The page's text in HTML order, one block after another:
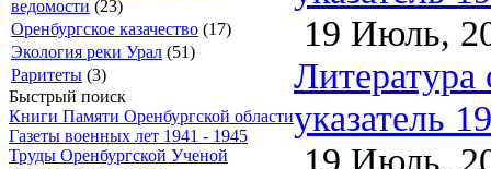
ведомости (23)
Оренбургское казачество (17)
Экология реки Урал (51)
Раритеты (3)
Быстрый поиск
Книги Памяти Оренбургской области
Газеты военных лет 1941 - 1945
Труды Оренбургской Ученой
19 Июль,
Литература
указатель
19 Июль,